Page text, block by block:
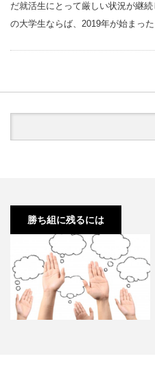
だ就活生にとって厳しい状況が継
の大学生ならば、2019年が始まっ
勝ち組に残るには